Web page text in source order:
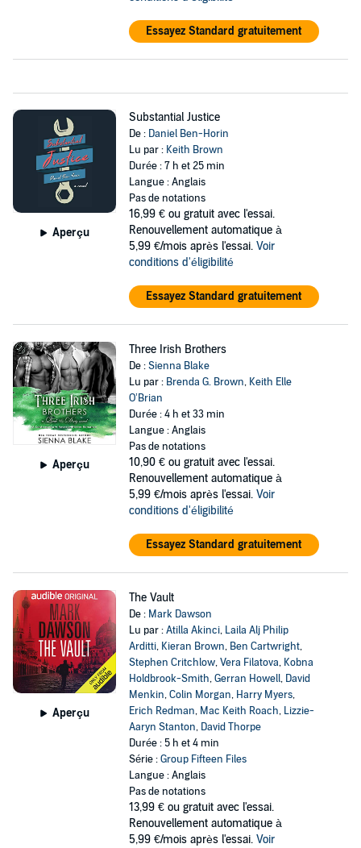
Essayez Standard gratuitement
Aperçu
Substantial Justice
De : Daniel Ben-Horin
Lu par : Keith Brown
Durée : 7 h et 25 min
Langue : Anglais
Pas de notations
16,99 € ou gratuit avec l'essai.
Renouvellement automatique à
5,99 €/mois après l'essai. Voir
conditions d'éligibilité
Essayez Standard gratuitement
Aperçu
Three Irish Brothers
De :Sienna Blake
Lu par : Brenda G. Brown, Keith Elle
O’Brian
Durée : 4 h et 33 min
Langue : Anglais
Pas de notations
10,90 € ou gratuit avec l'essai.
Renouvellement automatique à
5,99 €/mois après l'essai. Voir
conditions d'éligibilité
Essayez Standard gratuitement
Aperçu
The Vault
De : Mark Dawson
Lu par :Atilla Akinci, Laila Alj Philip
Arditti, Kieran Brown, Ben Cartwright,
Stephen Critchlow,Vera Filatova, Kobna
Holdbrook-Smith,Gerran Howell, David
Menkin,Colin Morgan, Harry Myers,
Erich Redman, Mac Keith Roach, Lizzie-
Aaryn Stanton, David Thorpe
Durée : 5 h et 4 min
Série :Group Fifteen Files
Langue : Anglais
Pas de notations
13,99 € ou gratuit avec l'essai.
Renouvellement automatique à
5,99 €/mois après l'essai. Voir